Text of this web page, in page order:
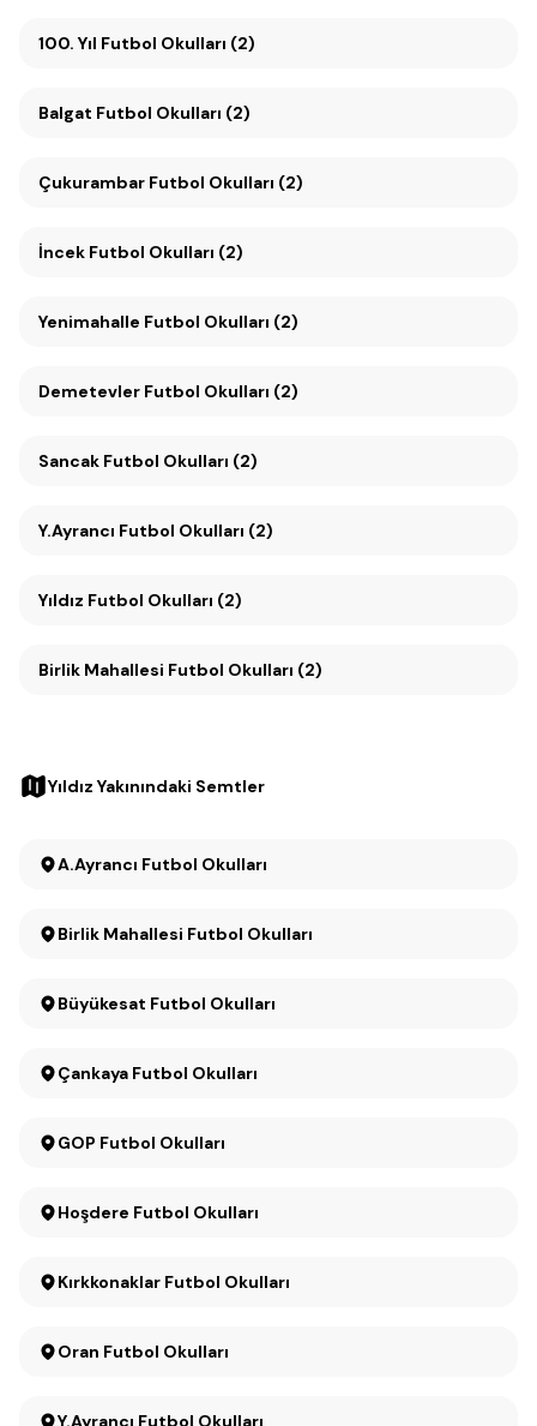
100. Yıl Futbol Okulları (2)
Balgat Futbol Okulları (2)
Çukurambar Futbol Okulları (2)
İncek Futbol Okulları (2)
Yenimahalle Futbol Okulları (2)
Demetevler Futbol Okulları (2)
Sancak Futbol Okulları (2)
Y.Ayrancı Futbol Okulları (2)
Yıldız Futbol Okulları (2)
Birlik Mahallesi Futbol Okulları (2)
Yıldız Yakınındaki Semtler
A.Ayrancı Futbol Okulları
Birlik Mahallesi Futbol Okulları
Büyükesat Futbol Okulları
Çankaya Futbol Okulları
GOP Futbol Okulları
Hoşdere Futbol Okulları
Kırkkonaklar Futbol Okulları
Oran Futbol Okulları
Y.Ayrancı Futbol Okulları